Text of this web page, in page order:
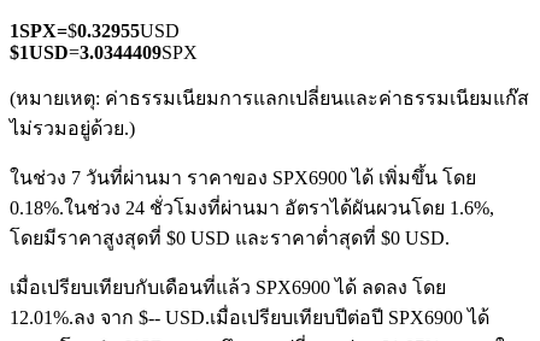
ฟิวเจอร์ส USDC
1SPX=$0.32955USD
$1USD=3.0344409SPX
(หมายเหตุ: ค่าธรรมเนียมการแลกเปลี่ยนและค่าธรรมเนียมแก๊ส
ไม่รวมอยู่ด้วย.)
ในช่วง 7 วันที่ผ่านมา ราคาของ SPX6900 ได้ เพิ่มขึ้น โดย
0.18%.ในช่วง 24 ชั่วโมงที่ผ่านมา อัตราได้ผันผวนโดย 1.6%,
โดยมีราคาสูงสุดที่ $0 USD และราคาต่ำสุดที่ $0 USD.
เมื่อเปรียบเทียบกับเดือนที่แล้ว SPX6900 ได้ ลดลง โดย
12.01%.ลง จาก $-- USD.เมื่อเปรียบเทียบปีต่อปี SPX6900 ได้